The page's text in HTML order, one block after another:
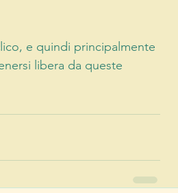
e quindi principalmente
libera da queste